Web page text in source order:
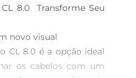
8.0  Transforme Seu
novo visual
CL 8.0 é a opção ideal
os cabelos com um